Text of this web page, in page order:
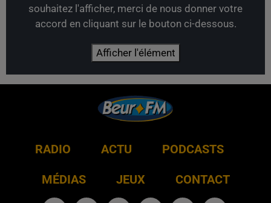
souhaitez l'afficher, merci de nous donner votre
accord en cliquant sur le bouton ci-dessous.
Afficher l'élément
RADIO ACTU PODCASTS
MÉDIAS JEUX CONTACT